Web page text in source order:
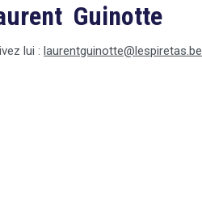
Guinotte
lui : laurentguinotte@lespiretas.be